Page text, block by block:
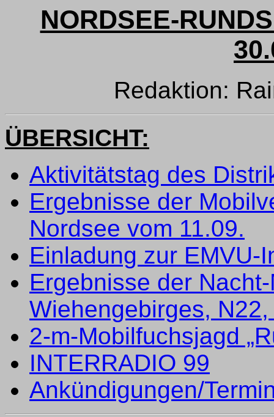
NORDSEE-
Redaktion:
ÜBERSICHT:
Aktivitätstag des
Ergebnisse der
Nordsee vom 11.09.
Einladung zur EMVU-
Ergebnisse der
Wiehengebirges,
2-m-Mobilfuchsjagd
INTERRADIO 99
Ankündigungen/